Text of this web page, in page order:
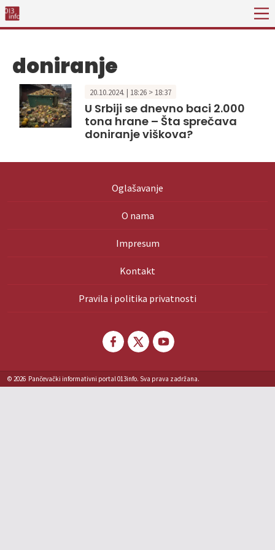
doniranje
20.10.2024. | 18:26 > 18:37
U Srbiji se dnevno baci 2.000
tona hrane – Šta sprečava
doniranje viškova?
Oglašavanje
O nama
Impresum
Kontakt
Pravila i politika privatnosti
© 2026 Pančevački informativni portal 013info. Sva prava zadržana.